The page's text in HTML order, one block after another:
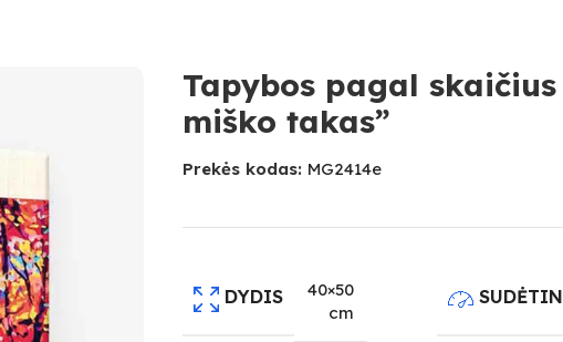
Tapybos pagal
miško takas”
Prekės kodas: MG2414e
DYDIS
40×50
cm